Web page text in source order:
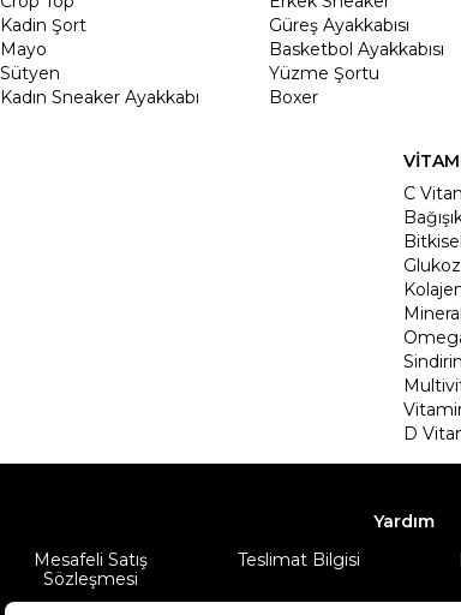
Kadin Şort
Mayo
Sütyen
Kadın Sneaker Ayakkabı
Güreş Ayakkabısı
Basketbol Ayakkabısı
Yüzme Şortu
Boxer
C
D
Yardım
Mesafeli Satış
Sözleşmesi
Teslimat Bilgisi